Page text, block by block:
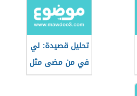
تحليل قصيدة: لي
في من مضى مثل
للبارودي